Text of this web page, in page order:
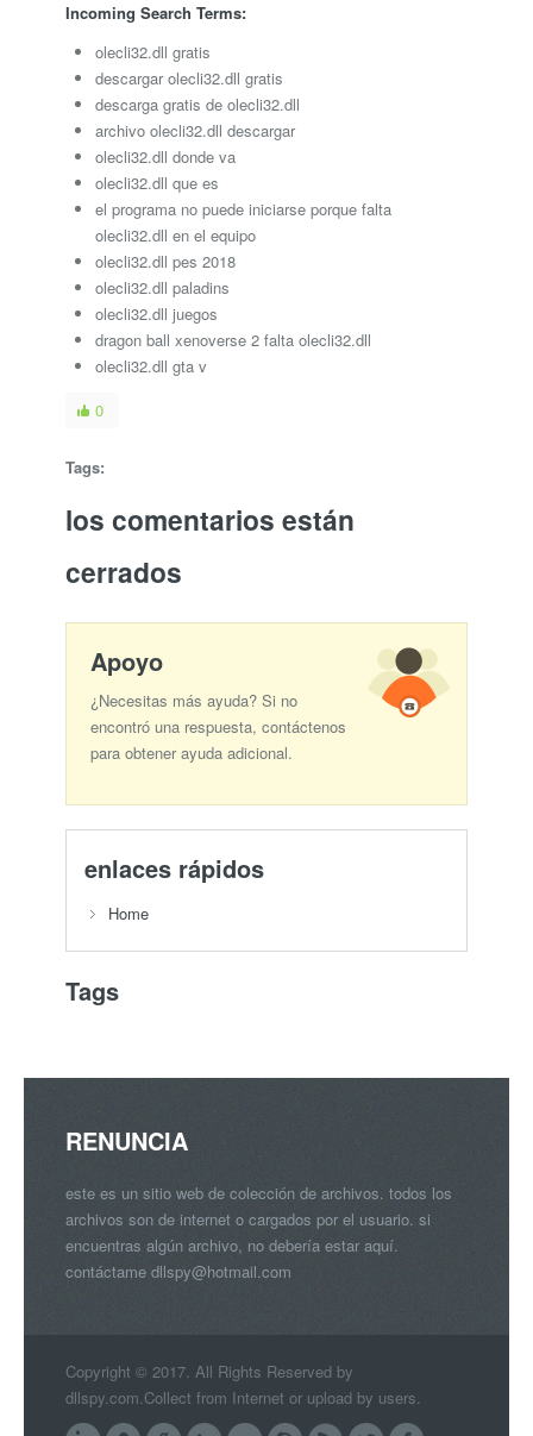
Incoming Search Terms:
olecli32.dll gratis
descargar olecli32.dll gratis
descarga gratis de olecli32.dll
archivo olecli32.dll descargar
olecli32.dll donde va
olecli32.dll que es
el programa no puede iniciarse porque falta
olecli32.dll en el equipo
olecli32.dll pes 2018
olecli32.dll paladins
olecli32.dll juegos
dragon ball xenoverse 2 falta olecli32.dll
olecli32.dll gta v
0
Tags:
los comentarios están
cerrados
Apoyo
¿Necesitas más ayuda? Si no
encontró una respuesta, contáctenos
para obtener ayuda adicional.
enlaces rápidos
Home
Tags
RENUNCIA
este es un sitio web de colección de archivos. todos los
archivos son de internet o cargados por el usuario. si
encuentras algún archivo, no debería estar aquí.
contáctame dllspy@hotmail.com
Copyright © 2017. All Rights Reserved by
dllspy.com.Collect from Internet or upload by users.